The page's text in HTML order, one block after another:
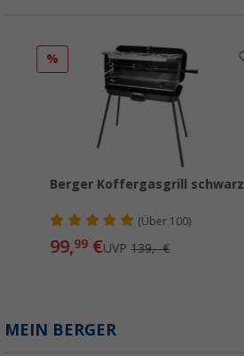
%
Berger Koffergasgrill schwarz
(Über 100)
99,99 €UVP139,- €
MEIN BERGER